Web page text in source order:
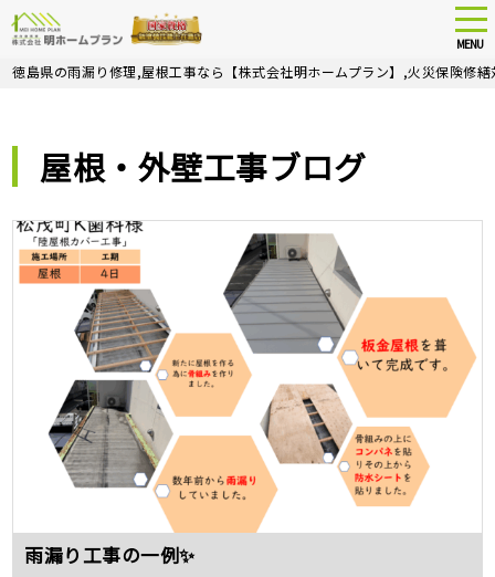
Skip
MENU
徳島県の雨漏り修理,屋根工事なら【株式会社明ホームプラン】,火災保険修繕
屋根・外壁工事ブログ
雨漏り工事の一例✨